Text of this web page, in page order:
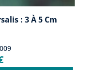
: 3 À 5 Cm